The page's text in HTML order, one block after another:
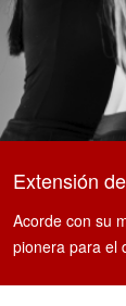
Extensión
Acorde con su
pionera para el